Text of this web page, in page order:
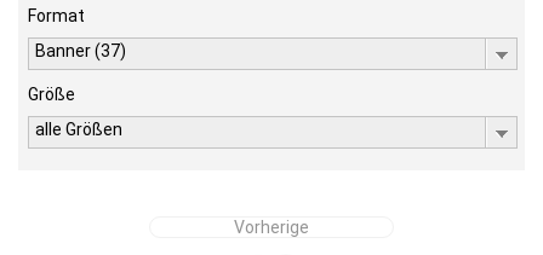
Format
Banner (37)
Größe
alle Größen
Vorherige